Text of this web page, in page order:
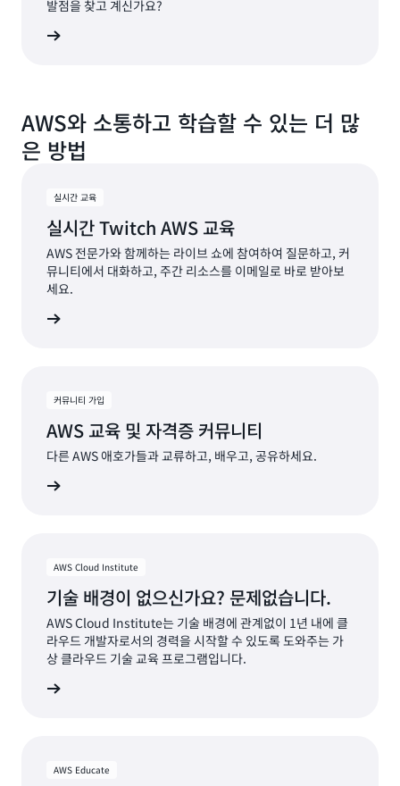
발점을 찾고 계신가요?
AWS와 소통하고 학습할 수 있는 더 많
은 방법
실시간 교육
실시간 Twitch AWS 교육
AWS 전문가와 함께하는 라이브 쇼에 참여하여 질문하고, 커
뮤니티에서 대화하고, 주간 리소스를 이메일로 바로 받아보
세요.
커뮤니티 가입
AWS 교육 및 자격증 커뮤니티
다른 AWS 애호가들과 교류하고, 배우고, 공유하세요.
AWS Cloud Institute
기술 배경이 없으신가요? 문제없습니다.
AWS Cloud Institute는 기술 배경에 관계없이 1년 내에 클
라우드 개발자로서의 경력을 시작할 수 있도록 도와주는 가
상 클라우드 기술 교육 프로그램입니다.
AWS Educate